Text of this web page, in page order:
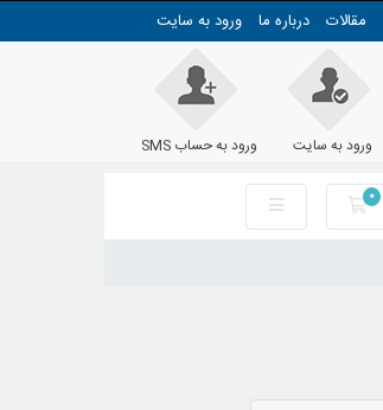
مقالات درباره ما ورود به سایت
ورود به سایت ورود به حساب SMS